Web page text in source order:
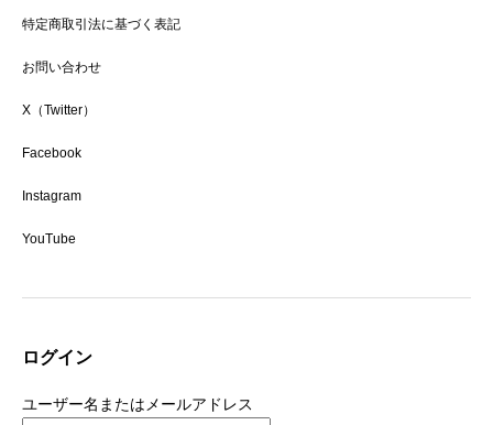
特定商取引法に基づく表記
お問い合わせ
X（Twitter）
Facebook
Instagram
YouTube
ログイン
ユーザー名またはメールアドレス